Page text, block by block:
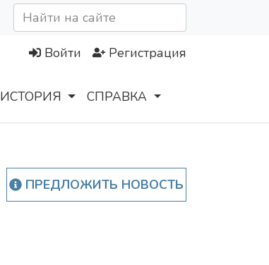
Войти Регистрация
ИСТОРИЯ СПРАВКА
ПРЕДЛОЖИТЬ НОВОСТЬ